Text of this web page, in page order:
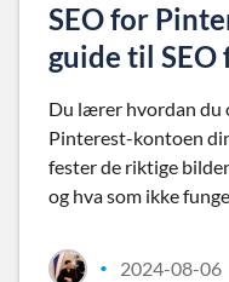
SEO for
guide til
Du lærer hvordan du
Pinterest-kontoen
fester de riktige
og hva som ikke
• 2024-08-06